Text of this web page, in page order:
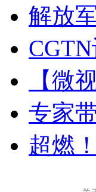
解放
【微
专家
超燃